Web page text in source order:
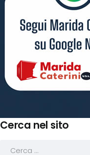
Cerca nel sito